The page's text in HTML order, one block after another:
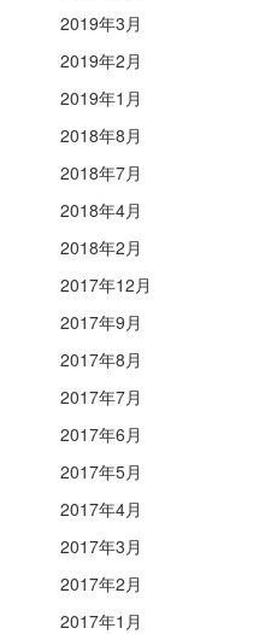
2019年3月
2019年2月
2019年1月
2018年8月
2018年7月
2018年4月
2018年2月
2017年12月
2017年9月
2017年8月
2017年7月
2017年6月
2017年5月
2017年4月
2017年3月
2017年2月
2017年1月